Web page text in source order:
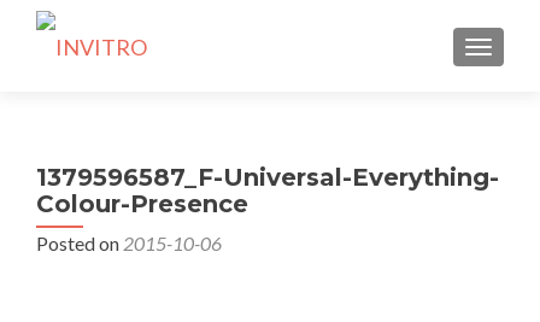
1379596587_F-Universal-Everything-
Colour-Presence
Posted on 2015-10-06